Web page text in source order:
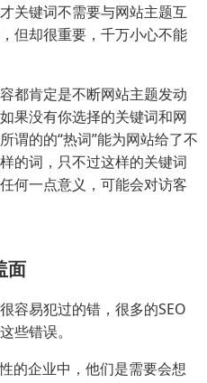
关键词不需要与网站主题互
但却很重要，千万小心不能
都肯定是不断网站主题发动
果没有你选择的关键词和网
谓的的“热词”能为网站给了不
的词，只不过这样的关键词
何一点意义，可能会对访客
面
容易犯过的错，很多的SEO
些错误。
的企业中，他们是需要会想